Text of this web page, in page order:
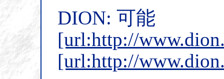
DION: 可能
[url:http://
[url:http://